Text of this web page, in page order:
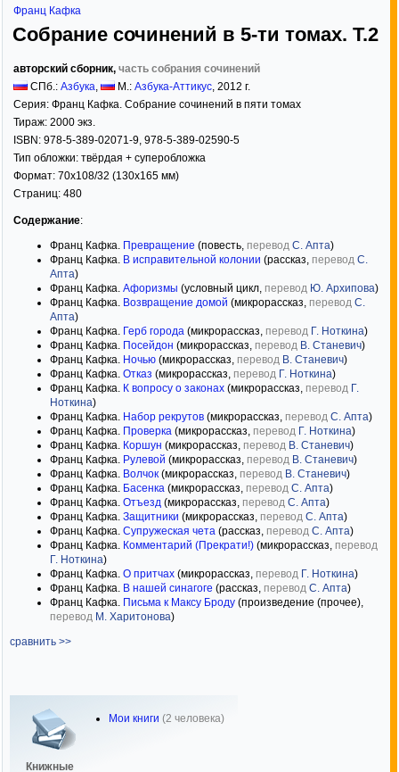
Франц Кафка
Собрание сочинений в 5-ти томах. Т.2
авторский сборник, часть собрания сочинений
СПб.: Азбука, М.: Азбука-Аттикус, 2012 г.
Серия: Франц Кафка. Собрание сочинений в пяти томах
Тираж: 2000 экз.
ISBN: 978-5-389-02071-9, 978-5-389-02590-5
Тип обложки: твёрдая + суперобложка
Формат: 70x108/32 (130x165 мм)
Страниц: 480
Содержание:
Франц Кафка. Превращение (повесть, перевод С. Апта)
Франц Кафка. В исправительной колонии (рассказ, перевод С.
Апта)
Франц Кафка. Афоризмы (условный цикл, перевод Ю. Архипова)
Франц Кафка. Возвращение домой (микрорассказ, перевод С.
Апта)
Франц Кафка. Герб города (микрорассказ, перевод Г. Ноткина)
Франц Кафка. Посейдон (микрорассказ, перевод В. Станевич)
Франц Кафка. Ночью (микрорассказ, перевод В. Станевич)
Франц Кафка. Отказ (микрорассказ, перевод Г. Ноткина)
Франц Кафка. К вопросу о законах (микрорассказ, перевод Г.
Ноткина)
Франц Кафка. Набор рекрутов (микрорассказ, перевод С. Апта)
Франц Кафка. Проверка (микрорассказ, перевод Г. Ноткина)
Франц Кафка. Коршун (микрорассказ, перевод В. Станевич)
Франц Кафка. Рулевой (микрорассказ, перевод В. Станевич)
Франц Кафка. Волчок (микрорассказ, перевод В. Станевич)
Франц Кафка. Басенка (микрорассказ, перевод С. Апта)
Франц Кафка. Отъезд (микрорассказ, перевод С. Апта)
Франц Кафка. Защитники (микрорассказ, перевод С. Апта)
Франц Кафка. Супружеская чета (рассказ, перевод С. Апта)
Франц Кафка. Комментарий (Прекрати!) (микрорассказ, перевод
Г. Ноткина)
Франц Кафка. О притчах (микрорассказ, перевод Г. Ноткина)
Франц Кафка. В нашей синагоге (рассказ, перевод С. Апта)
Франц Кафка. Письма к Максу Броду (произведение (прочее),
перевод М. Харитонова)
сравнить >>
Книжные
Мои книги (2 человека)